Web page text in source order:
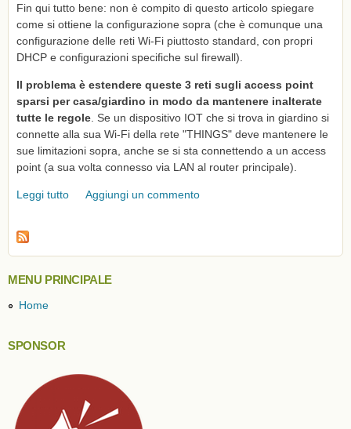
Fin qui tutto bene: non è compito di questo articolo spiegare
come si ottiene la configurazione sopra (che è comunque una
configurazione delle reti Wi-Fi piuttosto standard, con propri
DHCP e configurazioni specifiche sul firewall).
Il problema è estendere queste 3 reti sugli access point
sparsi per casa/giardino in modo da mantenere inalterate
tutte le regole . Se un dispositivo IOT che si trova in giardino si
connette alla sua Wi-Fi della rete "THINGS" deve mantenere le
sue limitazioni sopra, anche se si sta connettendo a un access
point (a sua volta connesso via LAN al router principale).
Leggi tutto su VLAN e access point: come estendere sotto-reti
Aggiungi un commento
MENU PRINCIPALE
Home
SPONSOR